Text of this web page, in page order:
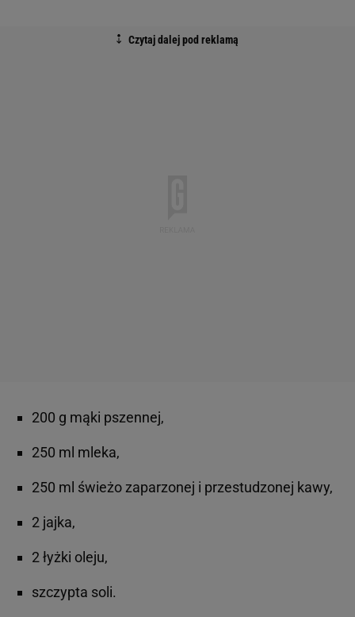
200 g mąki pszennej,
250 ml mleka,
250 ml świeżo zaparzonej i przestudzonej kawy,
2 jajka,
2 łyżki oleju,
szczypta soli.